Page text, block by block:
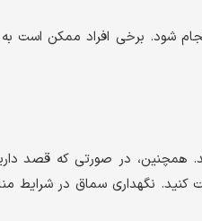
شود. برخی افراد ممکن است
همچنین، در صورتی که قصد
کنید. نگهداری سماق در شرایط